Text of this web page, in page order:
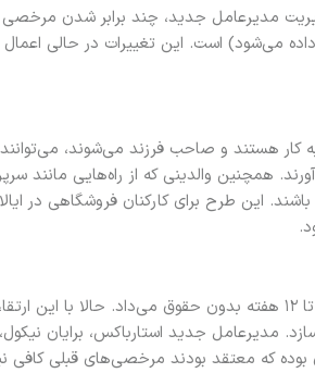
مدیرعامل جدید، چند برابر شدن مرخصی
داده می‌شود) است. این تغییرات در حالی
همچنین والدینی که از راه‌هایی مانند
مرخصی با حقوق داشته باشند. این طرح برای کارکنان فروشگاهی در
پیش از این، این شرکت به کارکنانش تنها ۶ هفته مرخصی والدین با حقوق و تا ۱۲ هفته بدون حقوق می‌داد. حالا با این ارتقا،
مدیرعامل جدید استارباکس، برایان
بوده که معتقد بودند مرخصی‌های قبلی کافی